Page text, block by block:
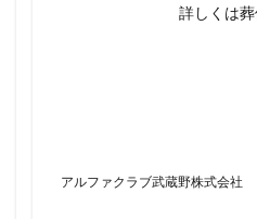
詳しくは葬
アルファクラブ武蔵野株式会社